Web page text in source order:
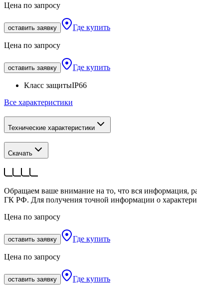
Цена по запросу
оставить заявку Где купить
Цена по запросу
оставить заявку Где купить
Класс защитыIP66
Все характеристики
Технические характеристики
Скачать
Обращаем ваше внимание на то, что вся информация,
ГК РФ. Для получения точной информации о
Цена по запросу
оставить заявку Где купить
Цена по запросу
оставить заявку Где купить